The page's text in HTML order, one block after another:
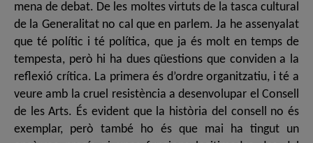
mena de debat. De les moltes virtuts de la tasca cultural
de la Generalitat no cal que en parlem. Ja he assenyalat
que té polític i té política, que ja és molt en temps de
tempesta, però hi ha dues qüestions que conviden a la
reflexió crítica. La primera és d’ordre organitzatiu, i té a
veure amb la cruel resistència a desenvolupar el Consell
de les Arts. És evident que la història del consell no és
exemplar, però també ho és que mai ha tingut un